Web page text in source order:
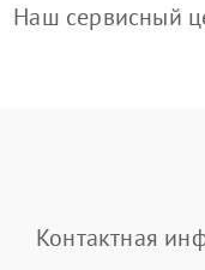
Наш сервисный
Контактная